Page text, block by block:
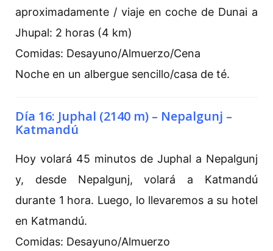
aproximadamente / viaje en coche de Dunai a
Jhupal: 2 horas (4 km)
Comidas: Desayuno/Almuerzo/Cena
Noche en un albergue sencillo/casa de té.
Día 16: Juphal (2140 m) – Nepalgunj –
Katmandú
Hoy volará 45 minutos de Juphal a Nepalgunj
y, desde Nepalgunj, volará a Katmandú
durante 1 hora. Luego, lo llevaremos a su hotel
en Katmandú.
Comidas: Desayuno/Almuerzo